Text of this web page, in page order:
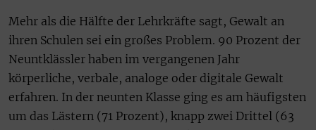
Mehr als die Hälfte der Lehrkräfte sagt, Gewalt an
ihren Schulen sei ein großes Problem. 90 Prozent der
Neuntklässler haben im vergangenen Jahr
körperliche, verbale, analoge oder digitale Gewalt
erfahren. In der neunten Klasse ging es am häufigsten
um das Lästern (71 Prozent), knapp zwei Drittel (63